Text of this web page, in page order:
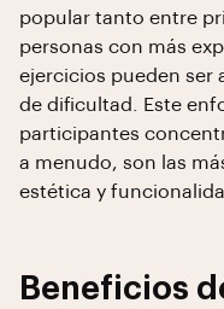
popular tanto entre
personas con más
ejercicios pueden ser
de dificultad. Este
participantes
a menudo, son las
estética y
Beneficios